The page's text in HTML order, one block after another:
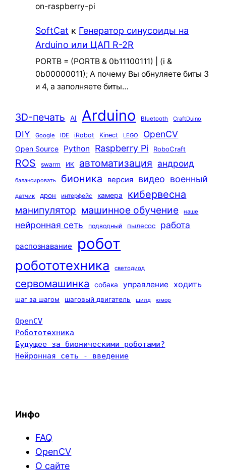
on-raspberry-pi
SoftCat к Генератор синусоиды на
Arduino или ЦАП R-2R
PORTB = (PORTB & 0b11100111) | (i &
0b00000011); А почему Вы обнуляете биты 3
и 4, а заполняете биты…
3D-печать AI Arduino Bluetooth CraftDuino
DIY Google IDE iRobot Kinect LEGO OpenCV
Open Source Python Raspberry Pi RoboCraft
ROS swarm ИК автоматизация андроид
балансировать бионика версия видео военный
датчик дрон интерфейс камера кибервесна
манипулятор машинное обучение наше
нейронная сеть подводный пылесос работа
распознавание робот
робототехника светодиод
сервомашинка собака управление ходить
шаг за шагом шаговый двигатель шилд юмор
OpenCV
Робототехника
Будущее за бионическими роботами?
Нейронная сеть - введение
Инфо
FAQ
OpenCV
О сайте